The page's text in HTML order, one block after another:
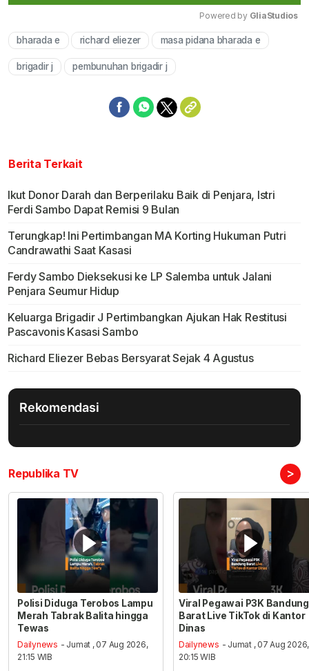
Mute
Powered by GliaStudios
bharada e richard eliezer masa pidana bharada e
brigadir j pembunuhan brigadir j
Berita Terkait
Ikut Donor Darah dan Berperilaku Baik di Penjara, Istri
Ferdi Sambo Dapat Remisi 9 Bulan
Terungkap! Ini Pertimbangan MA Korting Hukuman Putri
Candrawathi Saat Kasasi
Ferdy Sambo Dieksekusi ke LP Salemba untuk Jalani
Penjara Seumur Hidup
Keluarga Brigadir J Pertimbangkan Ajukan Hak Restitusi
Pascavonis Kasasi Sambo
Richard Eliezer Bebas Bersyarat Sejak 4 Agustus
Rekomendasi
Republika TV >
Polisi Diduga Terobos Lampu
Merah Tabrak Balita hingga
Tewas
Dailynews - Jumat , 07 Aug 2026,
21:15 WIB
Viral Pegawai P3K Bandung
Barat Live TikTok di Kantor
Dinas
Dailynews - Jumat , 07 Aug 2026,
20:15 WIB